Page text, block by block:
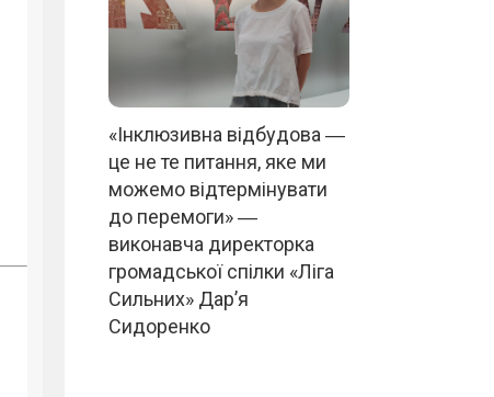
«Інклюзивна відбудова ―
це не те питання, яке ми
можемо відтермінувати
до перемоги» ―
виконавча директорка
громадської спілки «Ліга
Сильних» Дар’я
Сидоренко